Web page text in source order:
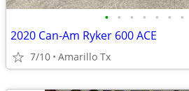
• • • • • • •
2020 Can-Am Ryker 600 ACE
7/10 Amarillo Tx